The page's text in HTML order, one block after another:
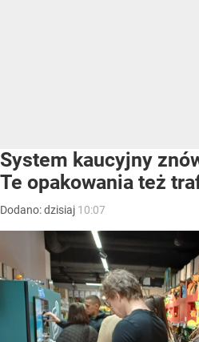
System kaucyjny
Te opakowania też
Dodano:dzisiaj 10:07